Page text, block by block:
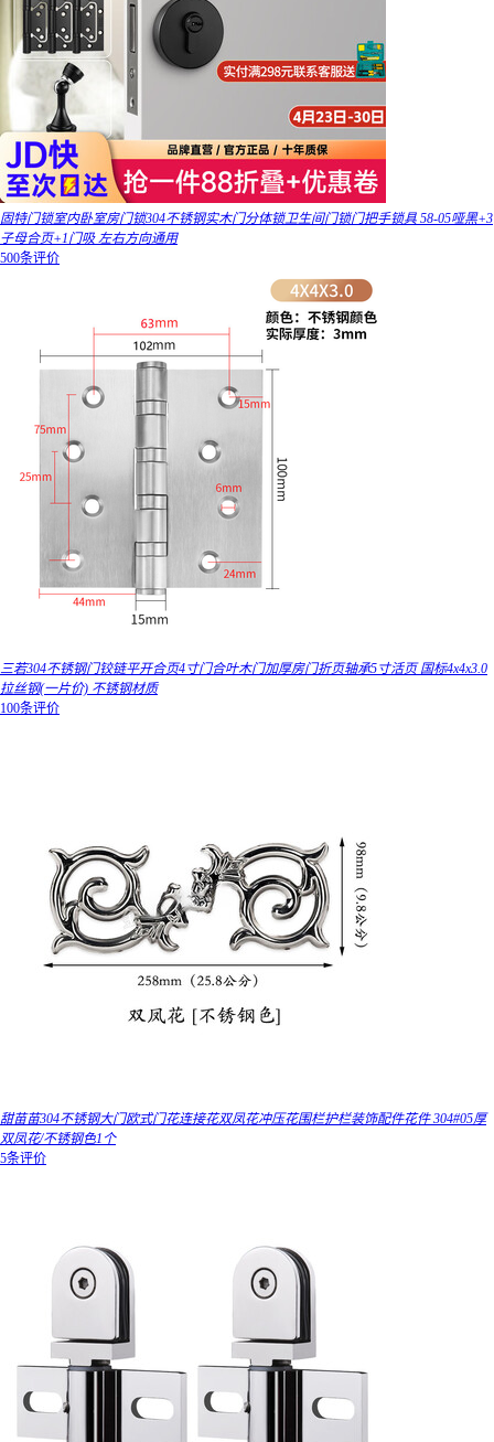
固特门锁室内卧室房门锁304不锈钢实木门分体锁卫生间门锁门把手锁具 58-05哑黑+3
子母合页+1门吸 左右方向通用
500条评价
三若304不锈钢门铰链平开合页4寸门合叶木门加厚房门折页轴承5寸活页 国标4x4x3.0
拉丝钢(一片价) 不锈钢材质
100条评价
甜苗苗304不锈钢大门欧式门花连接花双凤花冲压花围栏护栏装饰配件花件 304#05厚
双凤花/不锈钢色1个
5条评价